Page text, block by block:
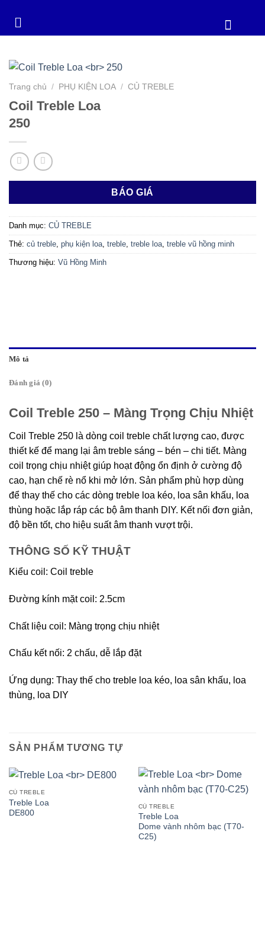
Trang chủ / PHỤ KIỆN LOA / CỦ TREBLE
Coil Treble Loa
250
BÁO GIÁ
Danh mục: CỦ TREBLE
Thẻ: củ treble phụ kiện loa treble treble loa treble vũ hồng minh
Thương hiệu: Vũ Hồng Minh
Mô tả
Đánh giá (0)
Coil Treble 250 – Màng Trọng Chịu Nhiệt
Coil Treble 250 là dòng coil treble chất lượng cao, được
thiết kế để mang lại âm treble sáng – bén – chi tiết. Màng
coil trọng chịu nhiệt giúp hoạt động ổn định ở cường độ
cao, hạn chế rè nổ khi mở lớn. Sản phẩm phù hợp dùng
để thay thế cho các dòng treble loa kéo, loa sân khấu, loa
thùng hoặc lắp ráp các bộ âm thanh DIY. Kết nối đơn giản,
độ bền tốt, cho hiệu suất âm thanh vượt trội.
THÔNG SỐ KỸ THUẬT
Kiểu coil: Coil treble
Đường kính mặt coil: 2.5cm
Chất liệu coil: Màng trọng chịu nhiệt
Chấu kết nối: 2 chấu, dễ lắp đặt
Ứng dụng: Thay thế cho treble loa kéo, loa sân khấu, loa
thùng, loa DIY
SẢN PHẨM TƯƠNG TỰ
CỦ TREBLE
Treble Loa
DE800
CỦ TREBLE
Treble Loa
Dome vành nhôm bạc (T70-
C25)